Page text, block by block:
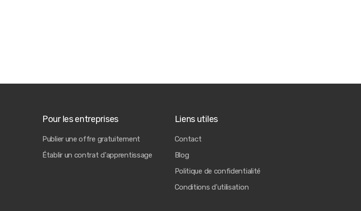
Pour les entreprises
Publier une offre gratuitement
Établir un contrat d'apprentissage
Liens utiles
Contact
Blog
Politique de confidentialité
Conditions d'utilisation